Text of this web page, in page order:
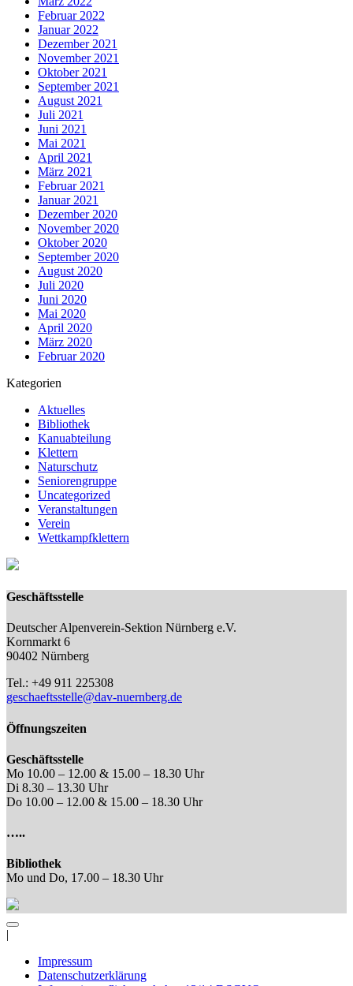
Februar 2022
Januar 2022
Dezember 2021
November 2021
Oktober 2021
September 2021
August 2021
Juli 2021
Juni 2021
Mai 2021
April 2021
März 2021
Februar 2021
Januar 2021
Dezember 2020
November 2020
Oktober 2020
September 2020
August 2020
Juli 2020
Juni 2020
Mai 2020
April 2020
März 2020
Februar 2020
Kategorien
Aktuelles
Bibliothek
Kanuabteilung
Klettern
Naturschutz
Seniorengruppe
Uncategorized
Veranstaltungen
Verein
Wettkampfklettern
Geschäftsstelle
Deutscher Alpenverein-Sektion Nürnberg e.V.
Kornmarkt 6
90402 Nürnberg
Tel.: +49 911 225308
geschaeftsstelle@dav-nuernberg.de
Öffnungszeiten
Geschäftsstelle
Mo 10.00 – 12.00 & 15.00 – 18.30 Uhr
Di 8.30 – 13.30 Uhr
Do 10.00 – 12.00 & 15.00 – 18.30 Uhr
…..
Bibliothek
Mo und Do, 17.00 – 18.30 Uhr
Impressum
Datenschutzerklärung